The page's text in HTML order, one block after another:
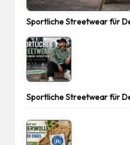
Sportliche Streetwear für
Sportliche Streetwear für